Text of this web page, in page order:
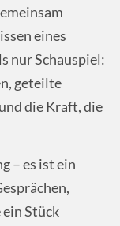
eines
nur Schauspiel:
geteilte
die Kraft, die
– es ist ein
Stück